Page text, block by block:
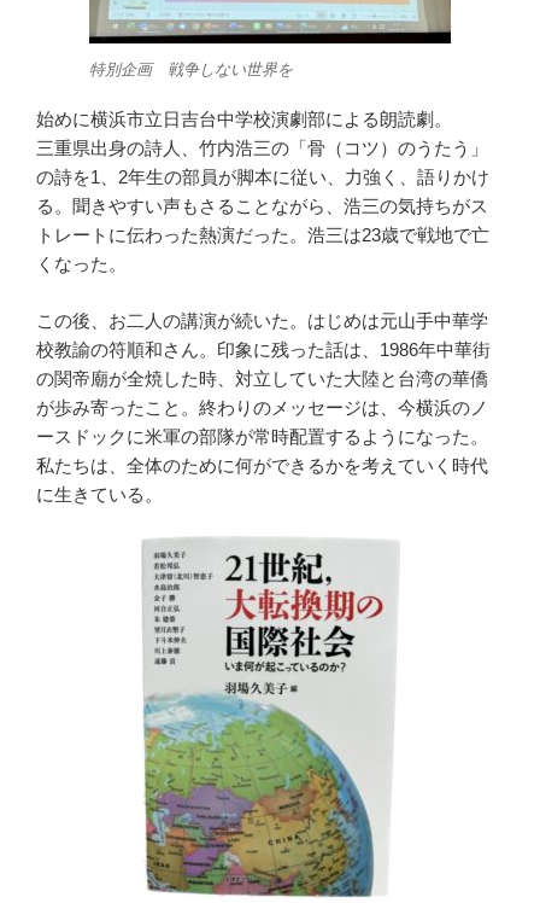
特別企画 戦争しない世界を
始めに横浜市立日吉台中学校演劇部による朗読劇。
三重県出身の詩人、竹内浩三の「骨（コツ）のうたう」
の詩を1、2年生の部員が脚本に従い、力強く、語りかけ
る。聞きやすい声もさることながら、浩三の気持ちがス
トレートに伝わった熱演だった。浩三は23歳で戦地で亡
くなった。
この後、お二人の講演が続いた。はじめは元山手中華学
校教諭の符順和さん。印象に残った話は、1986年中華街
の関帝廟が全焼した時、対立していた大陸と台湾の華僑
が歩み寄ったこと。終わりのメッセージは、今横浜のノ
ースドックに米軍の部隊が常時配置するようになった。
私たちは、全体のために何ができるかを考えていく時代
に生きている。